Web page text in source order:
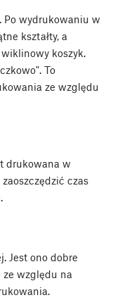
Po wydrukowaniu w
kształty, a
koszyk.
To
ze względu
drukowana w
czas
Jest ono dobre
ze względu na